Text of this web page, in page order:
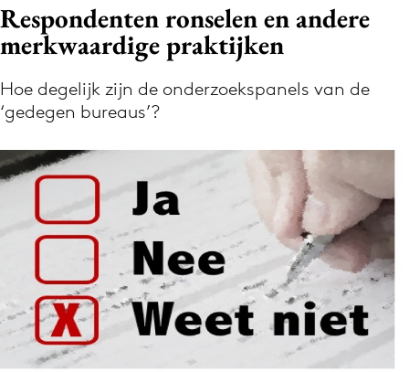
Download de app
Volg het laatste nieuws via de Adformatie
Nieuws app
Home
9 sept: GenAI-training
12 nov: MarketingLive!
Respondenten ronselen en andere
merkwaardige praktijken
Hoe degelijk zijn de onderzoekspanels van de
‘gedegen bureaus’?